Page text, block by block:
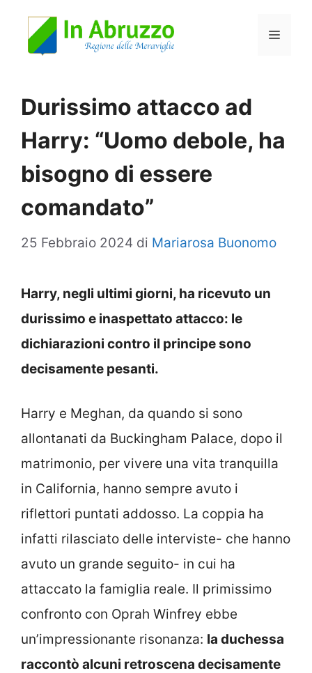
Menu
Durissimo attacco ad
Harry: “Uomo debole, ha
bisogno di essere
comandato”
25 Febbraio 2024 di Mariarosa Buonomo
Harry, negli ultimi giorni, ha ricevuto un
durissimo e inaspettato attacco: le
dichiarazioni contro il principe sono
decisamente pesanti.
Harry e Meghan, da quando si sono
allontanati da Buckingham Palace, dopo il
matrimonio, per vivere una vita tranquilla
in California, hanno sempre avuto i
riflettori puntati addosso. La coppia ha
infatti rilasciato delle interviste- che hanno
avuto un grande seguito- in cui ha
attaccato la famiglia reale. Il primissimo
confronto con Oprah Winfrey ebbe
un’impressionante risonanza: la duchessa
raccontò alcuni retroscena decisamente